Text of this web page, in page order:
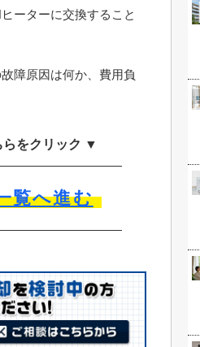
ーターに交換すること
障原因は何か、費用負
をクリック ▼
覧へ進む